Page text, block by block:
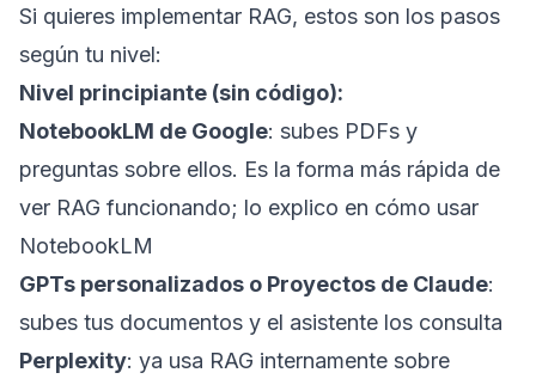
Si quieres implementar RAG, estos son los pasos
según tu nivel:
Nivel principiante (sin código):
NotebookLM de Google: subes PDFs y
preguntas sobre ellos. Es la forma más rápida de
ver RAG funcionando; lo explico en cómo usar
NotebookLM
GPTs personalizados o Proyectos de Claude:
subes tus documentos y el asistente los consulta
Perplexity: ya usa RAG internamente sobre